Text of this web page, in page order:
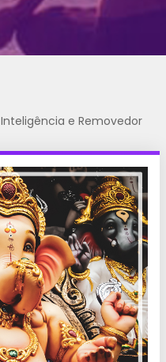
e Removedor